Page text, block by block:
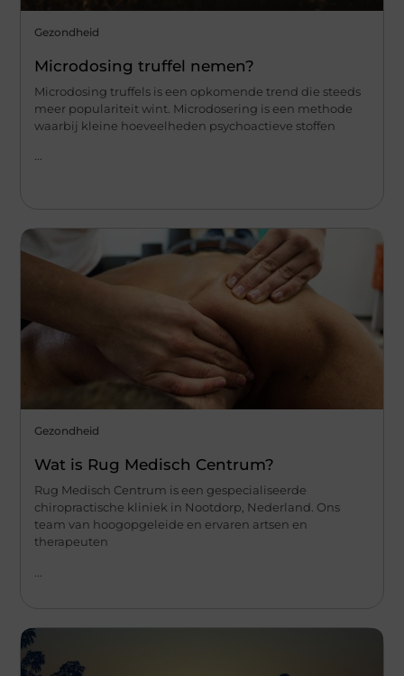
Gezondheid
Microdosing truffel nemen?
Microdosing truffels is een opkomende trend die steeds
meer populariteit wint. Microdosering is een methode
waarbij kleine hoeveelheden psychoactieve stoffen
Gezondheid
Wat is Rug Medisch Centrum?
Rug Medisch Centrum is een gespecialiseerde
chiropractische kliniek in Nootdorp, Nederland. Ons
team van hoogopgeleide en ervaren artsen en
therapeuten